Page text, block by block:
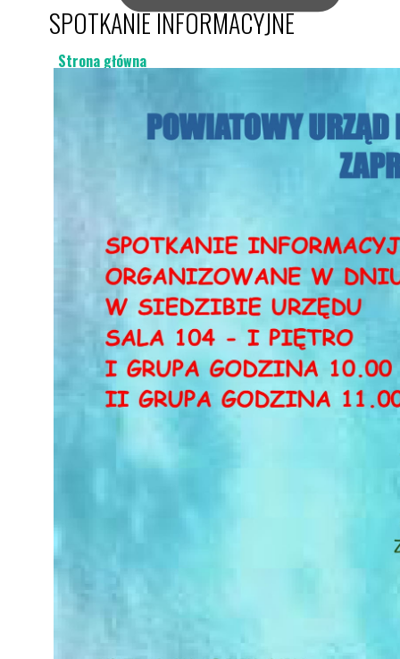
Strona główna
Aktualności
Dla Mieszkańca
Ochrona środowiska
Dotacja do wymiany źródeł ogrzewania
Ciepłe Mieszkanie
SPOTKANIE INFORMACYJNE